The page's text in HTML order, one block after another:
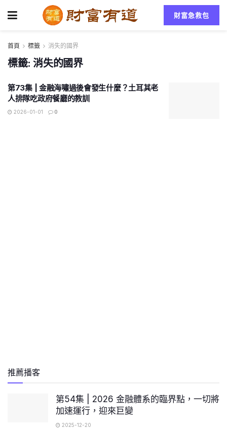
財富急救包
首頁 標籤 消失的國界
標籤:消失的國界
第73集 | 金融海嘯過後會發生什麼？土耳其老
人排隊吃政府餐廳的教訓
2026-01-01 0
推薦播客
第54集 | 2026 金融體系的臨界點，一切將
加速運行，迎來巨變
2025-12-20